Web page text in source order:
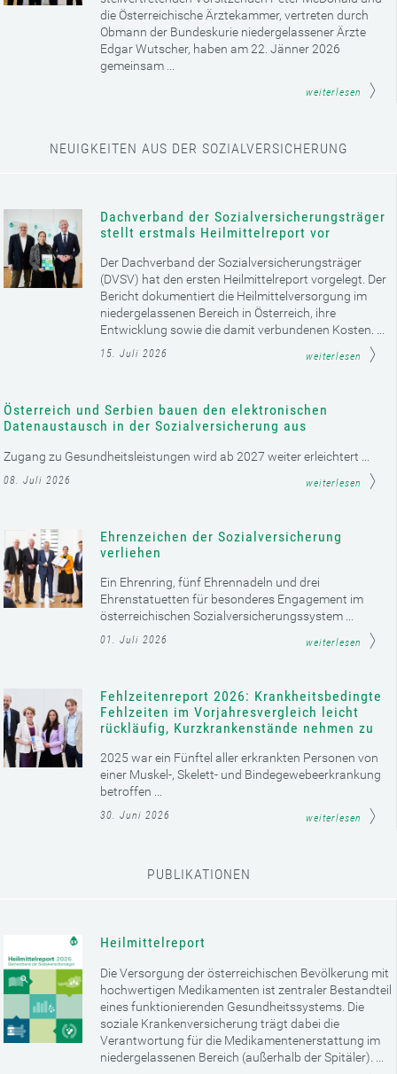
die Österreichische Ärztekammer, vertreten durch
Obmann der Bundeskurie niedergelassener Ärzte
Edgar Wutscher, haben am 22. Jänner 2026
gemeinsam ...
weiterlesen
NEUIGKEITEN AUS DER SOZIALVERSICHERUNG
Dachverband der Sozialversicherungsträger
stellt erstmals Heilmittelreport vor
Der Dachverband der Sozialversicherungsträger
(DVSV) hat den ersten Heilmittelreport vorgelegt. Der
Bericht dokumentiert die Heilmittelversorgung im
niedergelassenen Bereich in Österreich, ihre
Entwicklung sowie die damit verbundenen Kosten. ...
15. Juli 2026 weiterlesen
Österreich und Serbien bauen den elektronischen
Datenaustausch in der Sozialversicherung aus
Zugang zu Gesundheitsleistungen wird ab 2027 weiter erleichtert ...
08. Juli 2026 weiterlesen
Ehrenzeichen der Sozialversicherung
verliehen
Ein Ehrenring, fünf Ehrennadeln und drei
Ehrenstatuetten für besonderes Engagement im
österreichischen Sozialversicherungssystem ...
01. Juli 2026 weiterlesen
Fehlzeitenreport 2026: Krankheitsbedingte
Fehlzeiten im Vorjahresvergleich leicht
rückläufig, Kurzkrankenstände nehmen zu
2025 war ein Fünftel aller erkrankten Personen von
einer Muskel-, Skelett- und Bindegewebeerkrankung
betroffen ...
30. Juni 2026 weiterlesen
PUBLIKATIONEN
Heilmittelreport
Die Versorgung der österreichischen Bevölkerung mit
hochwertigen Medikamenten ist zentraler Bestandteil
eines funktionierenden Gesundheitssystems. Die
soziale Krankenversicherung trägt dabei die
Verantwortung für die Medikamentenerstattung im
niedergelassenen Bereich (außerhalb der Spitäler). ...